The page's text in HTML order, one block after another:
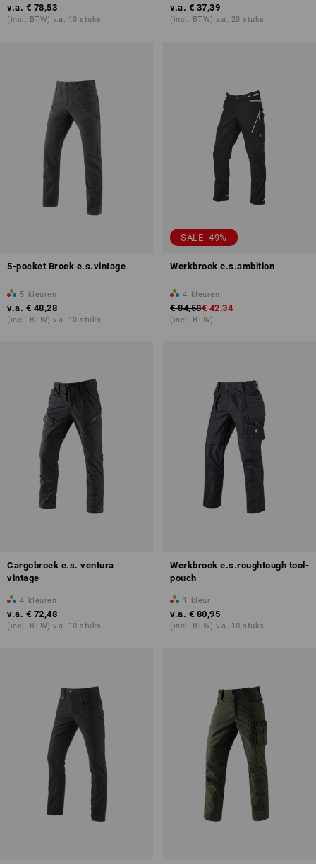
v.a. € 78,53
(incl. BTW) v.a. 10 stuks
v.a. € 37,39
(incl. BTW) v.a. 20 stuks
5-pocket Broek e.s.vintage
5 kleuren
v.a. € 48,28
(incl. BTW) v.a. 10 stuks
SALE -49%
Werkbroek e.s.ambition
4 kleuren
€ 84,58€ 42,34
(incl. BTW)
Cargobroek e.s. ventura
vintage
4 kleuren
v.a. € 72,48
(incl. BTW) v.a. 10 stuks
Werkbroek e.s.roughtough tool-
pouch
1 kleur
v.a. € 80,95
(incl. BTW) v.a. 10 stuks